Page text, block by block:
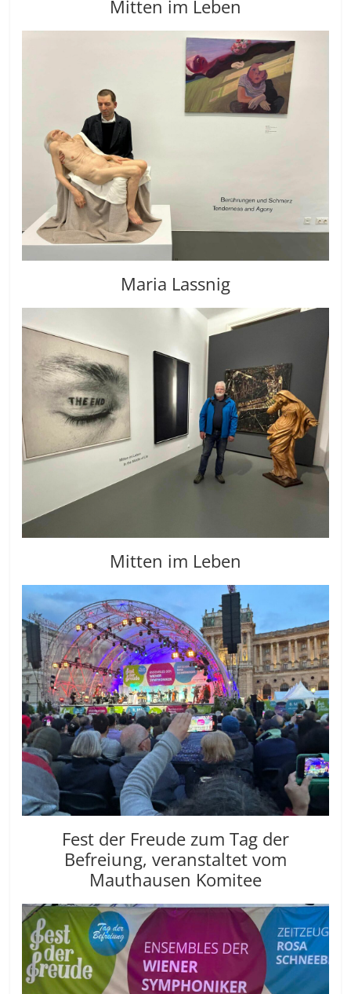
Mitten im Leben
Maria Lassnig
Mitten im Leben
Fest der Freude zum Tag der
Befreiung, veranstaltet vom
Mauthausen Komitee